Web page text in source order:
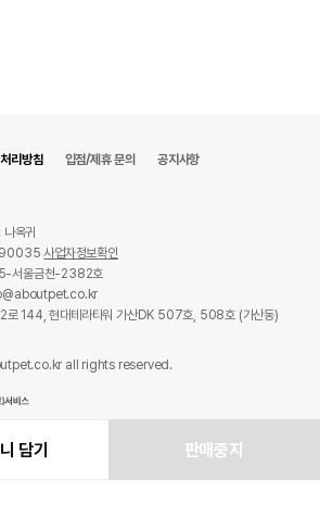
담기 판매중지
리방침 입점/제휴 문의 공지사항
나옥귀
90035사업자정보확인
서울금천-2382호
2로 144, 현대테라타워 가산DK 507호, 508호 (가산동)
all rights reserved.